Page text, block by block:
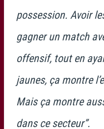
possession. Avoir
gagner un match
offensif, tout en
jaunes, ça montre
Mais ça montre
dans ce secteur”.